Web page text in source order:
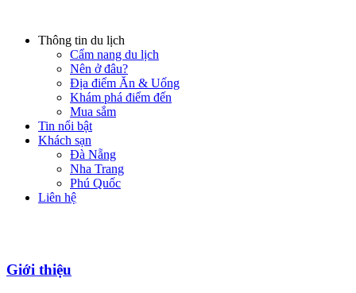
Thông tin du lịch
Cẩm nang du lịch
Nên ở đâu?
Địa điểm Ăn & Uống
Khám phá điểm đến
Mua sắm
Tin nổi bật
Khách sạn
Đà Nẵng
Nha Trang
Phú Quốc
Liên hệ
Giới thiệu